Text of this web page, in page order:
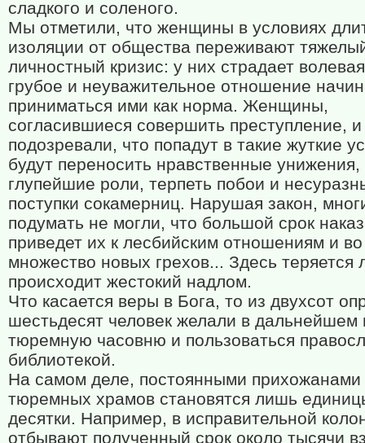
сладкого и соленого.
Мы отметили, что женщины в условиях
изоляции от общества переживают
личностный кризис: у них страдает
грубое и неуважительное отношение
приниматься ими как норма. Женщины,
согласившиеся совершить преступление,
подозревали, что попадут в такие жуткие
будут переносить нравственные унижения,
глупейшие роли, терпеть побои и
поступки сокамерниц. Нарушая закон,
подумать не могли, что большой срок
приведет их к лесбийским отношениям и во
множество новых грехов... Здесь теряется
происходит жестокий надлом.
Что касается веры в Бога, то из двухсот
шестьдесят человек желали в дальнейшем
тюремную часовню и пользоваться
библиотекой.
На самом деле, постоянными прихожанами
тюремных храмов становятся лишь
десятки. Например, в исправительной
отбывают полученный срок около тысячи